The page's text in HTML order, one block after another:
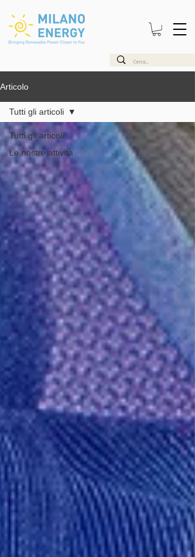
Articolo
Tutti gli articoli
Le nostre attività
Tutti gli articoli